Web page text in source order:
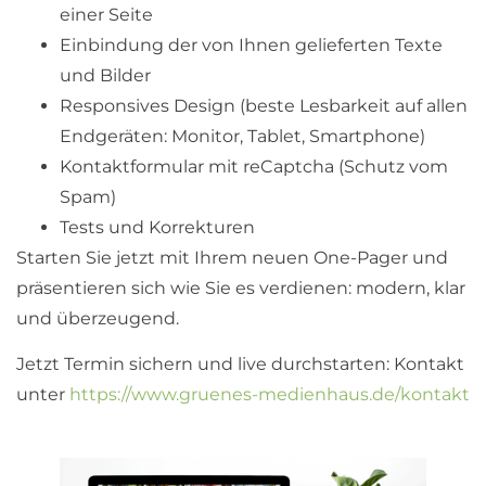
einer Seite
Einbindung der von Ihnen gelieferten Texte
und Bilder
Responsives Design (beste Lesbarkeit auf allen
Endgeräten: Monitor, Tablet, Smartphone)
Kontaktformular mit reCaptcha (Schutz vom
Spam)
Tests und Korrekturen
Starten Sie jetzt mit Ihrem neuen One-Pager und
präsentieren sich wie Sie es verdienen: modern, klar
und überzeugend.
Jetzt Termin sichern und live durchstarten: Kontakt
unter https://www.gruenes-medienhaus.de/kontakt